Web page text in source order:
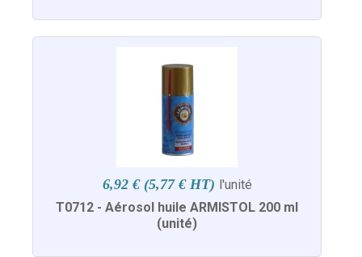
6,92 € (5,77 € HT) l'unité
T0712 - Aérosol huile ARMISTOL 200 ml
(unité)